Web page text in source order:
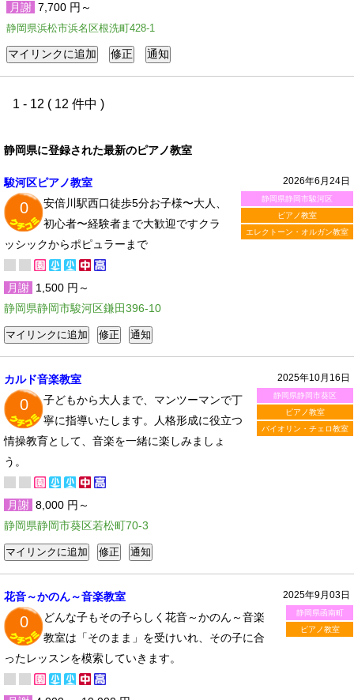
月謝 7,700 円～
静岡県浜松市浜名区根洗町428-1
1 - 12 ( 12 件中 )
静岡県に登録された最新のピアノ教室
2026年6月24日
静岡県静岡市駿河区
ピアノ教室
エレクトーン・オルガン教室
駿河区ピアノ教室
0
安倍川駅西口徒歩5分お子様〜大人、
初心者〜経験者まで大歓迎ですクラ
ッシックからポピュラーまで
月謝 1,500 円～
静岡県静岡市駿河区鎌田396-10
2025年10月16日
静岡県静岡市葵区
ピアノ教室
バイオリン・チェロ教室
カルド音楽教室
0
子どもから大人まで、マンツーマンで丁
寧に指導いたします。人格形成に役立つ
情操教育として、音楽を一緒に楽しみましょ
う。
月謝 8,000 円～
静岡県静岡市葵区若松町70-3
2025年9月03日
静岡県函南町
ピアノ教室
花音～かのん～音楽教室
0
どんな子もその子らしく花音～かのん～音楽
教室は「そのまま」を受けいれ、その子に合
ったレッスンを模索していきます。